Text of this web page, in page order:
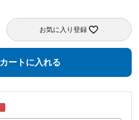
お気に入り登録
カートに入れる